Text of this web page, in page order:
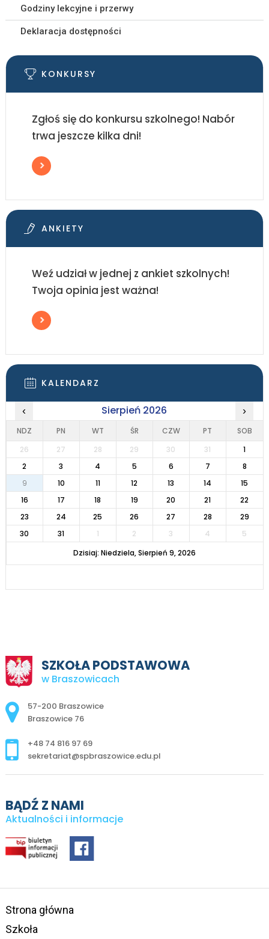
Godziny lekcyjne i przerwy
Deklaracja dostępności
KONKURSY
Zgłoś się do konkursu szkolnego! Nabór
trwa jeszcze kilka dni!
ANKIETY
Weź udział w jednej z ankiet szkolnych!
Twoja opinia jest ważna!
KALENDARZ
‹ Sierpień 2026 ›
NDZ PN WT ŚR CZW PT
SOB
26
27 28 29 30 31
1
2
3 4 5 6 7
8
9
10 11 12 13 14
15
16
17 18 19 20 21
22
23
24 25 26 27 28
29
30
31 1 2 3 4
5
Dzisiaj: Niedziela, Sierpień 9, 2026
SZKOŁA PODSTAWOWA
w Braszowicach
Adres pocztowy:
57-200 Braszowice
Braszowice 76
+48 74 816 97 69
sekretariat@spbraszowice.edu.pl
BĄDŹ Z NAMI
Aktualności i informacje
Strona główna
Szkoła